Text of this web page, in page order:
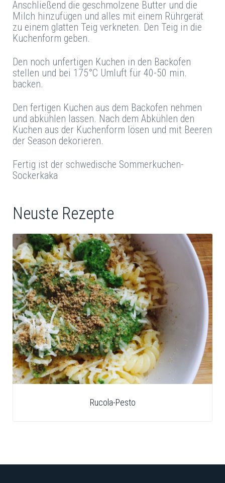
Anschließend die geschmolzene Butter und die
Milch hinzufügen und alles mit einem Rührgerät
zu einem glatten Teig verkneten. Den Teig in die
Kuchenform geben.
Den noch unfertigen Kuchen in den Backofen
stellen und bei 175°C Umluft für 40-50 min.
backen.
Den fertigen Kuchen aus dem Backofen nehmen
und abkühlen lassen. Nach dem Abkühlen den
Kuchen aus der Kuchenform lösen und mit Beeren
der Season dekorieren.
Fertig ist der schwedische Sommerkuchen-
Sockerkaka
Neuste Rezepte
Rucola-Pesto